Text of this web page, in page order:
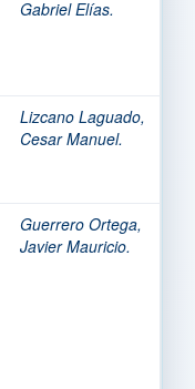
Gabriel Elías.
Lizcano Laguado,
Cesar Manuel.
Guerrero Ortega,
Javier Mauricio.